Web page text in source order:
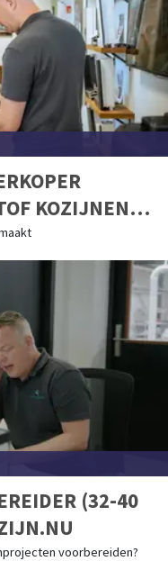
KOZIJNEN
(32-40
voorbereiden?